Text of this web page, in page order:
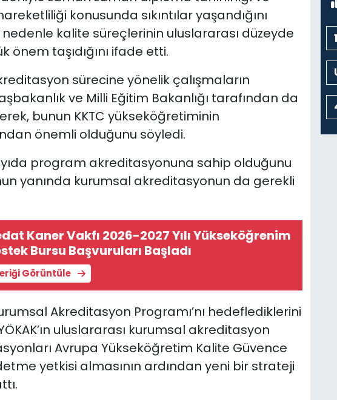
konusunda sıkıntılar yaşandığını
nedenle kalite süreçlerinin uluslararası düzeyde
önem taşıdığını ifade etti.
sürecine yönelik çalışmaların
ve Milli Eğitim Bakanlığı tarafından da
bunun KKTC yükseköğretiminin
önemli olduğunu söyledi.
program akreditasyonuna sahip olduğunu
yanında kurumsal akreditasyonun da gerekli
Kaner Vakfı 2026-2027 Yılı Yükseköğrenim
Bursu Başvuruları Başladı
Görüntüle
Akreditasyon Programı’nı hedeflediklerini
uluslararası kurumsal akreditasyon
Avrupa Yükseköğretim Kalite Güvence
yetkisi almasının ardından yeni bir strateji